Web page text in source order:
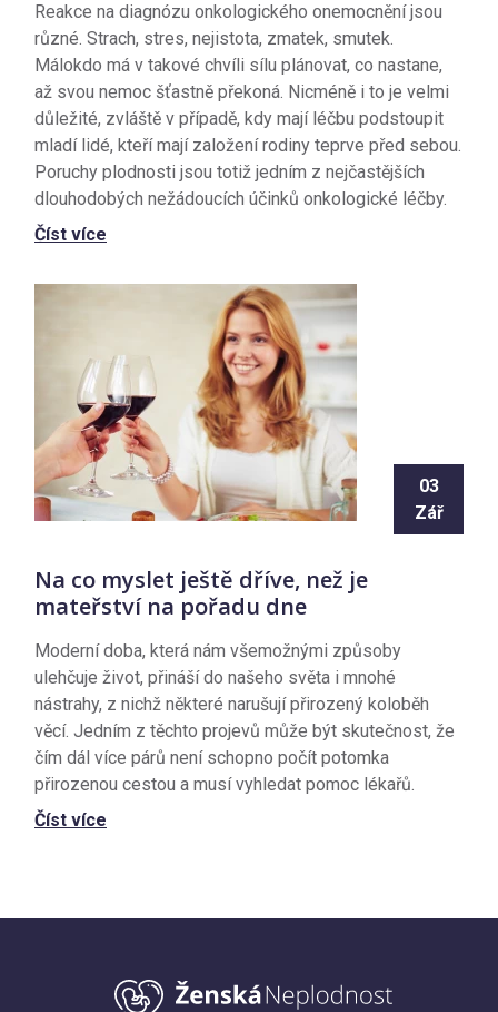
Reakce na diagnózu onkologického onemocnění jsou
různé. Strach, stres, nejistota, zmatek, smutek.
Málokdo má v takové chvíli sílu plánovat, co nastane,
až svou nemoc šťastně překoná. Nicméně i to je velmi
důležité, zvláště v případě, kdy mají léčbu podstoupit
mladí lidé, kteří mají založení rodiny teprve před sebou.
Poruchy plodnosti jsou totiž jedním z nejčastějších
dlouhodobých nežádoucích účinků onkologické léčby.
Číst více
03
Zář
Na co myslet ještě dříve, než je
mateřství na pořadu dne
Moderní doba, která nám všemožnými způsoby
ulehčuje život, přináší do našeho světa i mnohé
nástrahy, z nichž některé narušují přirozený koloběh
věcí. Jedním z těchto projevů může být skutečnost, že
čím dál více párů není schopno počít potomka
přirozenou cestou a musí vyhledat pomoc lékařů.
Číst více